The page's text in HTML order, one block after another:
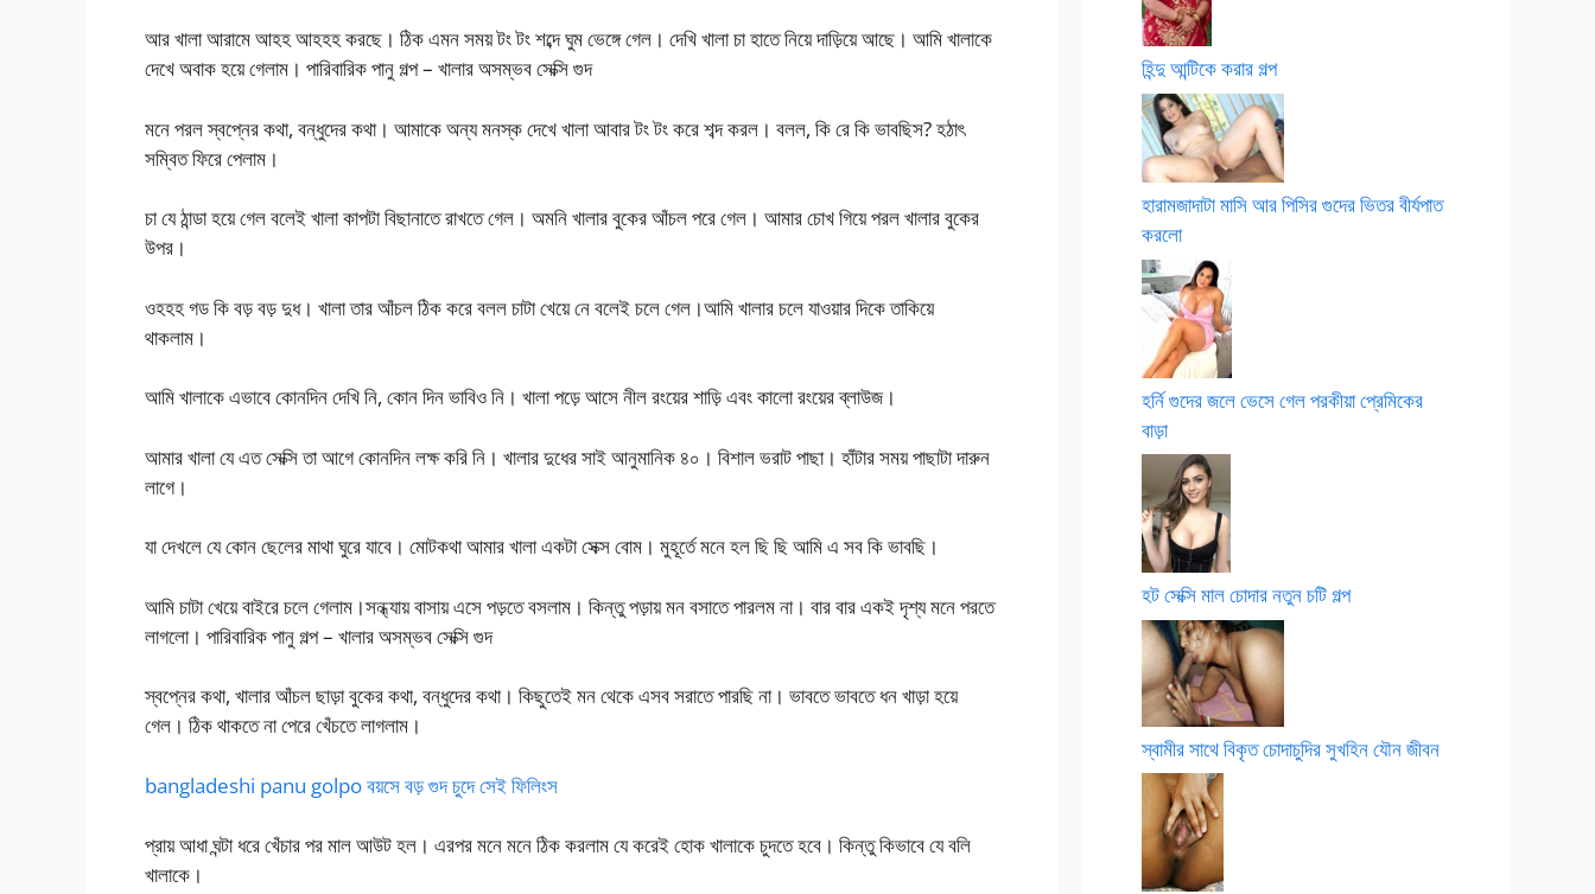
আর খালা আরামে আহহ আহহহ করছে। ঠিক এমন সময় টং টং শব্দে ঘুম ভেঙ্গে গেল। দেখি খালা চা হাতে নিয়ে দাড়িয়ে আছে। আমি খালাকে
দেখে অবাক হয়ে গেলাম। পারিবারিক পানু গল্প – খালার অসম্ভব সেক্সি গুদ
মনে পরল স্বপ্নের কথা, বন্ধুদের কথা। আমাকে অন্য মনস্ক দেখে খালা আবার টং টং করে শব্দ করল। বলল, কি রে কি ভাবছিস? হঠাৎ
সম্বিত ফিরে পেলাম।
চা যে ঠান্ডা হয়ে গেল বলেই খালা কাপটা বিছানাতে রাখতে গেল। অমনি খালার বুকের আঁচল পরে গেল। আমার চোখ গিয়ে পরল খালার বুকের
উপর।
ওহহহ গড কি বড় বড় দুধ। খালা তার আঁচল ঠিক করে বলল চাটা খেয়ে নে বলেই চলে গেল।আমি খালার চলে যাওয়ার দিকে তাকিয়ে
থাকলাম।
আমি খালাকে এভাবে কোনদিন দেখি নি, কোন দিন ভাবিও নি। খালা পড়ে আসে নীল রংয়ের শাড়ি এবং কালো রংয়ের ব্লাউজ।
আমার খালা যে এত সেক্সি তা আগে কোনদিন লক্ষ করি নি। খালার দুধের সাই আনুমানিক ৪০। বিশাল ভরাট পাছা। হাঁটার সময় পাছাটা দারুন
লাগে।
যা দেখলে যে কোন ছেলের মাথা ঘুরে যাবে। মোটকথা আমার খালা একটা সেক্স বোম। মুহূর্তে মনে হল ছি ছি আমি এ সব কি ভাবছি।
আমি চাটা খেয়ে বাইরে চলে গেলাম।সন্ধ্যায় বাসায় এসে পড়তে বসলাম। কিন্তু পড়ায় মন বসাতে পারলম না। বার বার একই দৃশ্য মনে পরতে
লাগলো। পারিবারিক পানু গল্প – খালার অসম্ভব সেক্সি গুদ
স্বপ্নের কথা, খালার আঁচল ছাড়া বুকের কথা, বন্ধুদের কথা। কিছুতেই মন থেকে এসব সরাতে পারছি না। ভাবতে ভাবতে ধন খাড়া হয়ে
গেল। ঠিক থাকতে না পেরে খেঁচতে লাগলাম।
bangladeshi panu golpo বয়সে বড় গুদ চুদে সেই ফিলিংস
প্রায় আধা ঘন্টা ধরে খেঁচার পর মাল আউট হল। এরপর মনে মনে ঠিক করলাম যে করেই হোক খালাকে চুদতে হবে। কিন্তু কিভাবে যে বলি
খালাকে।
হিন্দু আন্টিকে করার গল্প
হারামজাদাটা মাসি আর পিসির গুদের ভিতর বীর্যপাত
করলো
হর্নি গুদের জলে ভেসে গেল পরকীয়া প্রেমিকের
বাড়া
হট সেক্সি মাল চোদার নতুন চটি গল্প
স্বামীর সাথে বিকৃত চোদাচুদির সুখহিন যৌন জীবন